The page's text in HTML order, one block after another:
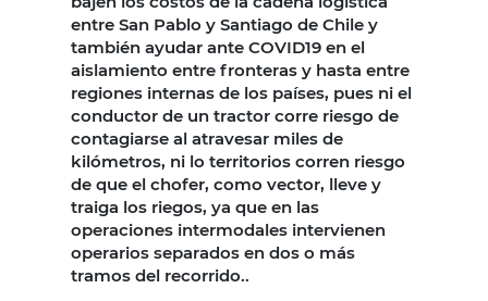
entre San Pablo y Santiago de Chile y
también ayudar ante COVID19 en el
aislamiento entre fronteras y hasta entre
regiones internas de los países, pues ni el
conductor de un tractor corre riesgo de
contagiarse al atravesar miles de
kilómetros, ni lo territorios corren riesgo
de que el chofer, como vector, lleve y
traiga los riegos, ya que en las
operaciones intermodales intervienen
operarios separados en dos o más
tramos del recorrido..